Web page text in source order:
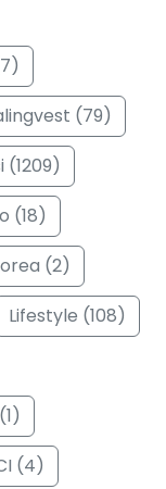
(79)
(1209)
(18)
(2)
Lifestyle (108)
(4)